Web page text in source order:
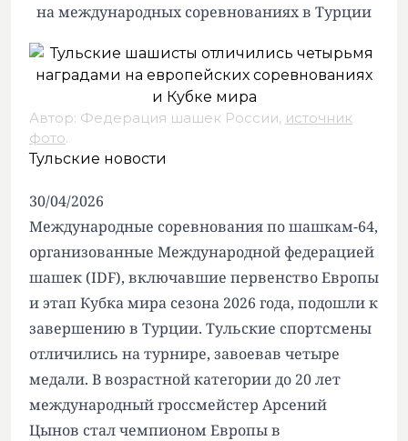
на международных соревнованиях в Турции
Автор: Федерация шашек России, источник
фото.
Тульские новости
30/04/2026
Международные соревнования по шашкам-64,
организованные Международной федерацией
шашек (IDF), включавшие первенство Европы
и этап Кубка мира сезона 2026 года, подошли к
завершению в Турции. Тульские спортсмены
отличились на турнире, завоевав четыре
медали. В возрастной категории до 20 лет
международный гроссмейстер Арсений
Цынов стал чемпионом Европы в